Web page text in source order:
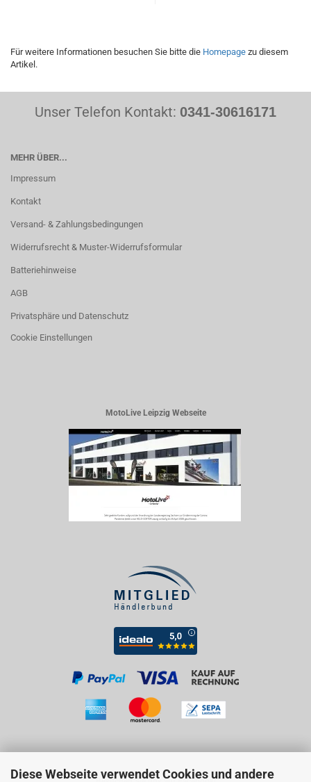
Diese Webseite verwendet Cookies und andere
Für weitere Informationen besuchen Sie bitte die Homepage zu diesem
Artikel.
Unser Telefon Kontakt: 0341-30616171
MEHR ÜBER...
Impressum
Kontakt
Versand- & Zahlungsbedingungen
Widerrufsrecht & Muster-Widerrufsformular
Batteriehinweise
AGB
Privatsphäre und Datenschutz
Cookie Einstellungen
MotoLive Leipzig Webseite